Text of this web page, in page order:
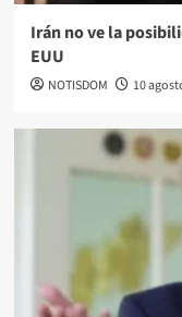
Irán no ve la
EUU
NOTISDOM 10